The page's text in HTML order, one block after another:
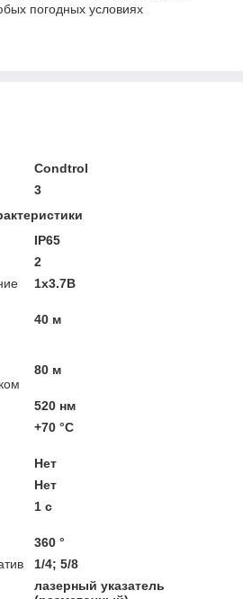
погодных условиях
Condtrol
3
IP65
2
1x3.7В
40 м
80 м
520 нм
+70 °C
Нет
Нет
1 с
360 °
1/4; 5/8
лазерный указатель